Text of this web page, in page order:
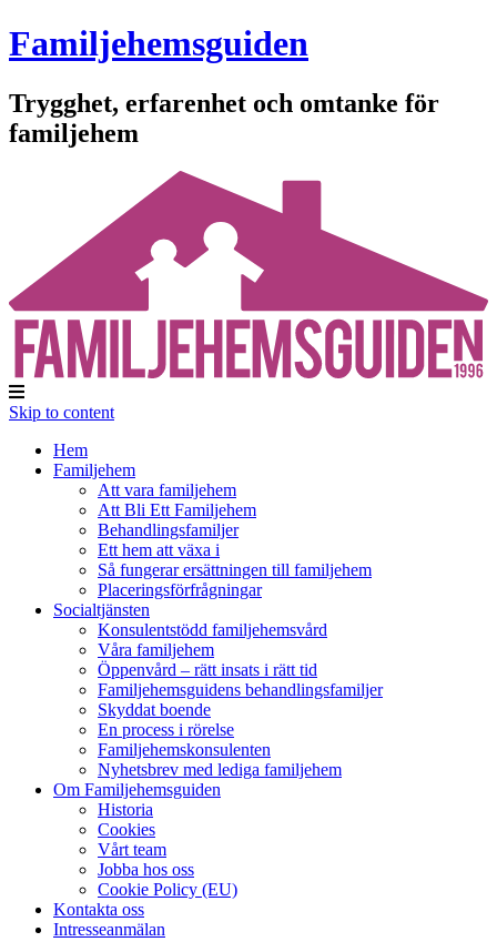
Familjehemsguiden
Trygghet, erfarenhet och omtanke för
familjehem
Skip to content
Hem
Familjehem
Att vara familjehem
Att Bli Ett Familjehem
Behandlingsfamiljer
Ett hem att växa i
Så fungerar ersättningen till familjehem
Placeringsförfrågningar
Socialtjänsten
Konsulentstödd familjehemsvård
Våra familjehem
Öppenvård – rätt insats i rätt tid
Familjehemsguidens behandlingsfamiljer
Skyddat boende
En process i rörelse
Familjehemskonsulenten
Nyhetsbrev med lediga familjehem
Om Familjehemsguiden
Historia
Cookies
Vårt team
Jobba hos oss
Cookie Policy (EU)
Kontakta oss
Intresseanmälan